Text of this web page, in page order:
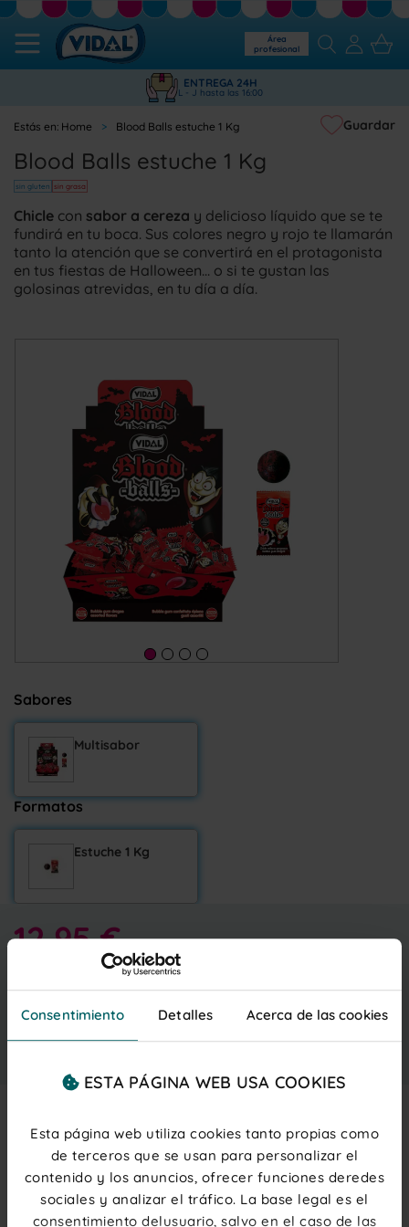
Consentimiento Detalles Acerca de las cookies
ESTA PÁGINA WEB USA COOKIES
Esta página web utiliza cookies tanto propias como
de terceros que se usan para personalizar el
contenido y los anuncios, ofrecer funciones deredes
sociales y analizar el tráfico. La base legal es el
consentimiento delusuario, salvo en el caso de las
Área
profesional
ENTREGA 24H
L - J hasta las 16:00
Home Blood Balls estuche 1 Kg
Blood Balls estuche 1 Kg
sin gluten sin grasa
Guardar
Chicle con sabor a cereza y delicioso líquido que se te
fundirá en tu boca. Sus colores negro y rojo te llamarán
tanto la atención que se convertirá en el protagonista
en tus fiestas de Halloween... o si te gustan las
golosinas atrevidas, en tu día a día.
Sabores
Multisabor
Formatos
Estuche 1 Kg
12,95 €
Añadir al carrito
Description
Chicleconsabor a cerezay delicioso líquido que se te
fundirá en tu boca. Sus colores negro y rojo te llamarán
tanto la atención que se convertirá en el protagonista